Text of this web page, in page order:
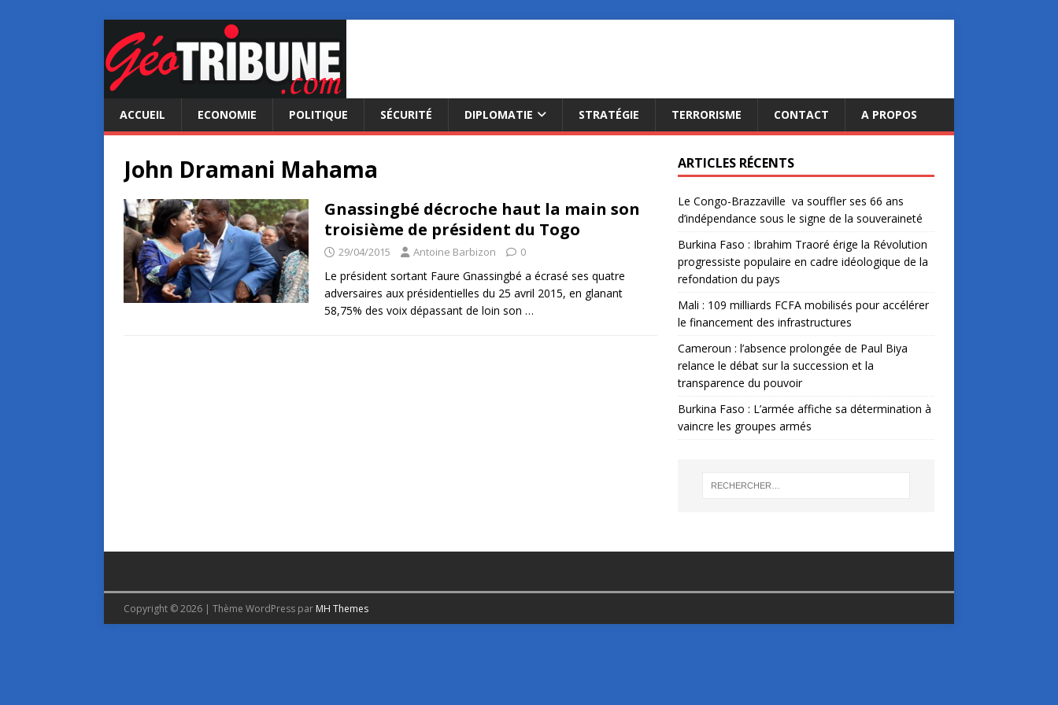
ACCUEIL ECONOMIE POLITIQUE SÉCURITÉ DIPLOMATIE STRATÉGIE TERRORISME CONTACT A PROPOS
John Dramani Mahama
Gnassingbé décroche haut la main son
troisième de président du Togo
29/04/2015 Antoine Barbizon 0
Le président sortant Faure Gnassingbé a écrasé ses quatre
adversaires aux présidentielles du 25 avril 2015, en glanant
58,75% des voix dépassant de loin son …
ARTICLES RÉCENTS
Le Congo-Brazzaville va souffler ses 66 ans
d’indépendance sous le signe de la souveraineté
Burkina Faso : Ibrahim Traoré érige la Révolution
progressiste populaire en cadre idéologique de la
refondation du pays
Mali : 109 milliards FCFA mobilisés pour accélérer
le financement des infrastructures
Cameroun : l’absence prolongée de Paul Biya
relance le débat sur la succession et la
transparence du pouvoir
Burkina Faso : L’armée affiche sa détermination à
vaincre les groupes armés
Copyright © 2026 | Thème WordPress par MH Themes